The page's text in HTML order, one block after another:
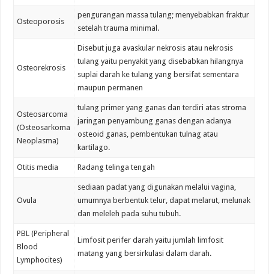
Osteoporosis
pengurangan massa tulang; menyebabkan fraktur
setelah trauma minimal.
Osteorekrosis
Disebut juga avaskular nekrosis atau nekrosis
tulang yaitu penyakit yang disebabkan hilangnya
suplai darah ke tulang yang bersifat sementara
maupun permanen
Osteosarcoma
(Osteosarkoma
Neoplasma)
tulang primer yang ganas dan terdiri atas stroma
jaringan penyambung ganas dengan adanya
osteoid ganas, pembentukan tulnag atau
kartilago.
Otitis media Radang telinga tengah
Ovula
sediaan padat yang digunakan melalui vagina,
umumnya berbentuk telur, dapat melarut, melunak
dan meleleh pada suhu tubuh.
PBL (Peripheral
Blood
Lymphocites)
Limfosit perifer darah yaitu jumlah limfosit
matang yang bersirkulasi dalam darah.